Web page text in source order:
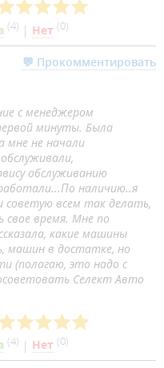
(4) | Нет (0)
💬 Прокомментировать
с менеджером
минуты. Была
мне не начали
обслуживанию
наличию..я
советую всем так делать,
время. Мне по
какие машины
машин в достатке, но
(полагаю, это надо с
Селект Авто
(4) | Нет (0)